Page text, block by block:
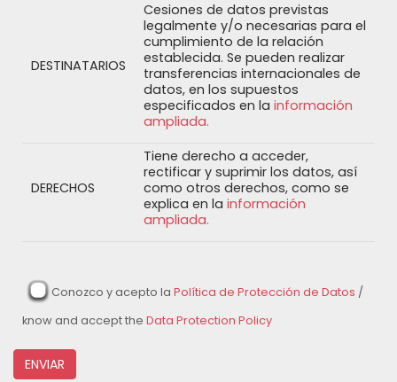
DESTINATARIOS
Cesiones de datos previstas
legalmente y/o necesarias para el
cumplimiento de la relación
establecida. Se pueden realizar
transferencias internacionales de
datos, en los supuestos
especificados en la información
ampliada.
DERECHOS
Tiene derecho a acceder,
rectificar y suprimir los datos, así
como otros derechos, como se
explica en la información
ampliada.
Conozco y acepto la Política de Protección de Datos /
know and accept the Data Protection Policy